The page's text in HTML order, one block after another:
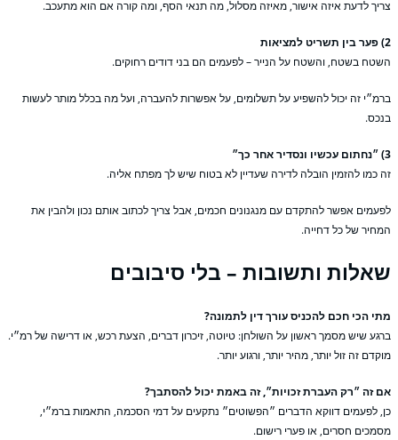
לדעת איזה אישור, מאיזה מסלול, מה תנאי הסף, ומה קורה אם הוא מתעכב.
בשטח, והשטח על הנייר – לפעמים הם בני דודים רחוקים.
זה יכול להשפיע על תשלומים, על אפשרות להעברה, ועל מה בכלל מותר לעשות
כמו להזמין הובלה לדירה שעדיין לא בטוח שיש לך מפתח אליה.
אפשר להתקדם עם מנגנונים חכמים, אבל צריך לכתוב אותם נכון ולהבין את
של כל דחייה.
ותשובות – בלי סיבובים
הכי חכם להכניס עורך דין לתמונה?
שיש מסמך ראשון על השולחן: טיוטה, זיכרון דברים, הצעת רכש, או דרישה של רמ״י.
זה זול יותר, מהיר יותר, ורגוע יותר.
זה ״רק העברת זכויות״, זה באמת יכול להסתבך?
לפעמים דווקא הדברים ״הפשוטים״ נתקעים על דמי הסכמה, התאמות ברמ״י,
חסרים, או פערי רישום.